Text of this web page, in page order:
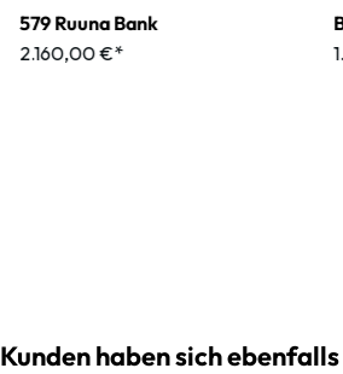
579 Ruuna Bank
2.160,00 €*
Kunden haben sich